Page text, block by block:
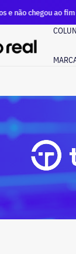
ao fim